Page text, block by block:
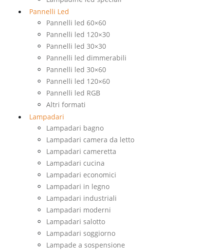
Pannelli Led
Pannelli led 60×60
Pannelli led 120×30
Pannelli led 30×30
Pannelli led dimmerabili
Pannelli led 30×60
Pannelli led 120×60
Pannelli led RGB
Altri formati
Lampadari
Lampadari bagno
Lampadari camera da letto
Lampadari cameretta
Lampadari cucina
Lampadari economici
Lampadari in legno
Lampadari industriali
Lampadari moderni
Lampadari salotto
Lampadari soggiorno
Lampade a sospensione